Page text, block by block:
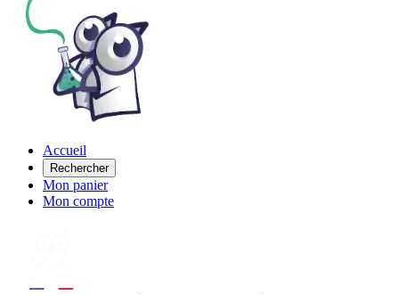
Accueil
Rechercher
Mon panier
Mon compte